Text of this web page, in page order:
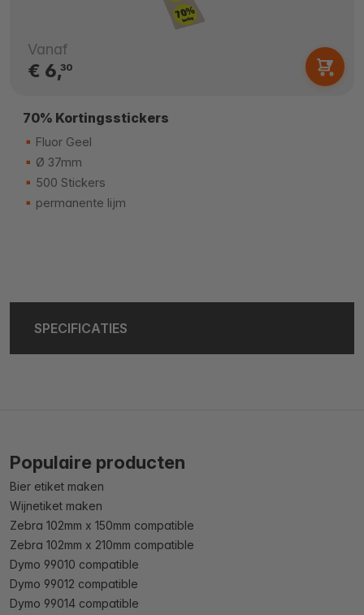
Vanaf
€ 6,30
70% Kortingsstickers
Fluor Geel
Ø 37mm
500 Stickers
permanente lijm
SPECIFICATIES
Populaire producten
Bier etiket maken
Wijnetiket maken
Zebra 102mm x 150mm compatible
Zebra 102mm x 210mm compatible
Dymo 99010 compatible
Dymo 99012 compatible
Dymo 99014 compatible